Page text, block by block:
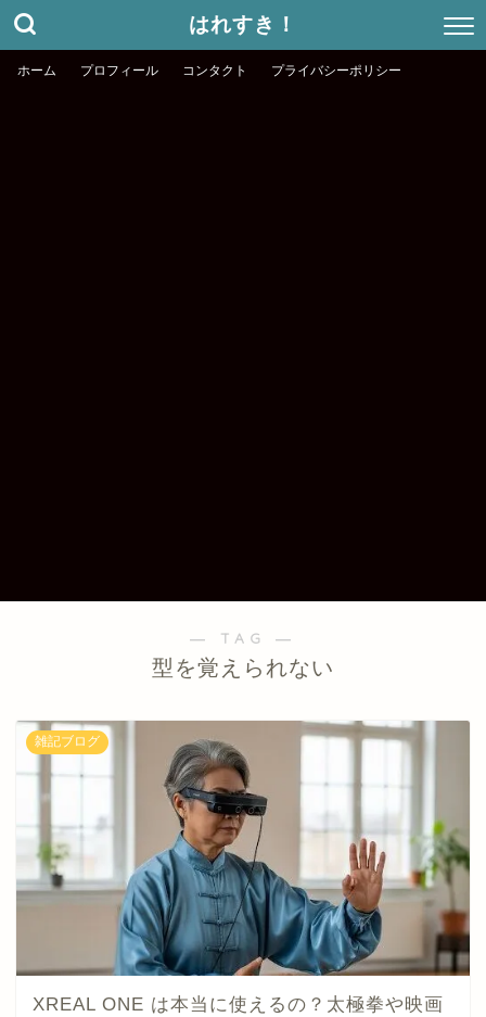
はれすき！
ホーム プロフィール コンタクト プライバシーポリシー
― TAG ―
型を覚えられない
雑記ブログ
XREAL ONE は本当に使えるの？太極拳や映画